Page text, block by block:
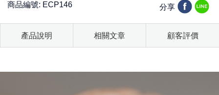
商品編號: ECP146 分享
產品說明 相關文章 顧客評價